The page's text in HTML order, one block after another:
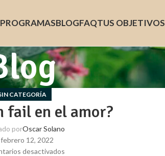
PROGRAMASBLOGFAQTUS OBJETIVOS
CATEGORÍA
fail en el amor?
porOscar Solano
12, 2022
desactivados